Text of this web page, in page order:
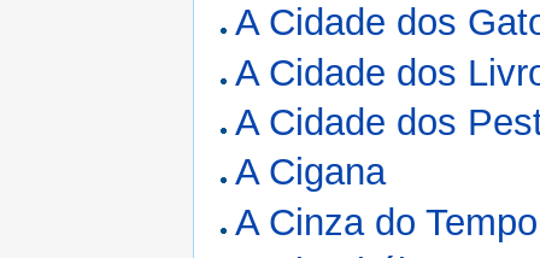
A Cidade dos
A Cidade dos
A Cidade dos
A Cigana
A Cinza do Tempo